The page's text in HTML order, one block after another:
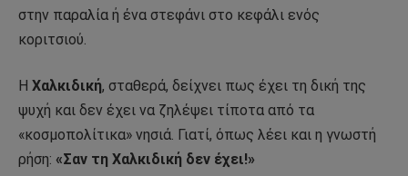
στην παραλία ή ένα στεφάνι στο κεφάλι ενός
κοριτσιού.
Η Χαλκιδική, σταθερά, δείχνει πως έχει τη δική της
ψυχή και δεν έχει να ζηλέψει τίποτα από τα
«κοσμοπολίτικα» νησιά. Γιατί, όπως λέει και η γνωστή
ρήση: «Σαν τη Χαλκιδική δεν έχει!»